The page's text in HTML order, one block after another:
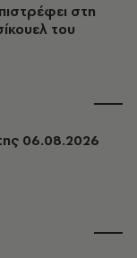
στη
του
06.08.2026